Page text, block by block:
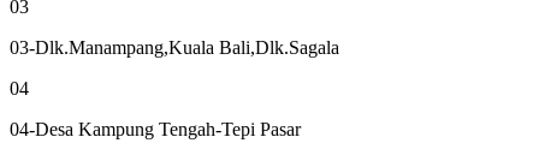
03
03-Dlk.Manampang,Kuala Bali,Dlk.Sagala
04
04-Desa Kampung Tengah-Tepi Pasar